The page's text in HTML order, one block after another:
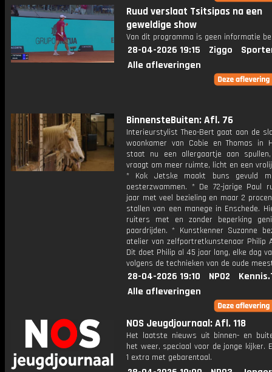
Ruud verslaat Tsitsipas na een
geweldige show
Van dit programma is geen informatie
28-04-2026 19:15 Ziggo
Alle afleveringen
BinnensteBuiten: Afl. 76
Interieurstylist Theo-Bert gaat aan de
woonkamer van Cobie en Thomas in
staat nu een allergaartje aan
vraagt om meer ruimte, licht en een
* Kok Jetske maakt buns gevuld
oesterzwammen. * De 72-jarige Paul
jaar met veel bezieling en maar 2
stallen van een manege in Enschede.
ruiters met en zonder beperking
paardrijden. * Kunstkenner Suzanne
atelier van zelfportretkunstenaar Philip
Dit doet Philip al 45 jaar lang, elke dag
volgens de technieken van de oude
28-04-2026 19:10 NPO2
Alle afleveringen
NOS Jeugdjournaal: Afl. 118
Het laatste nieuws uit binnen- en
het weer, speciaal voor de jonge kijker.
1 extra met gebarentaal.